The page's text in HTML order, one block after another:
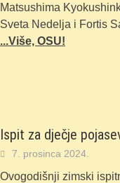
Matsushima
Sveta Nedelja i Fortis
...Više, OSU!
Ispit za dječje
7. prosinca 2024.
Ovogodišnji zimski